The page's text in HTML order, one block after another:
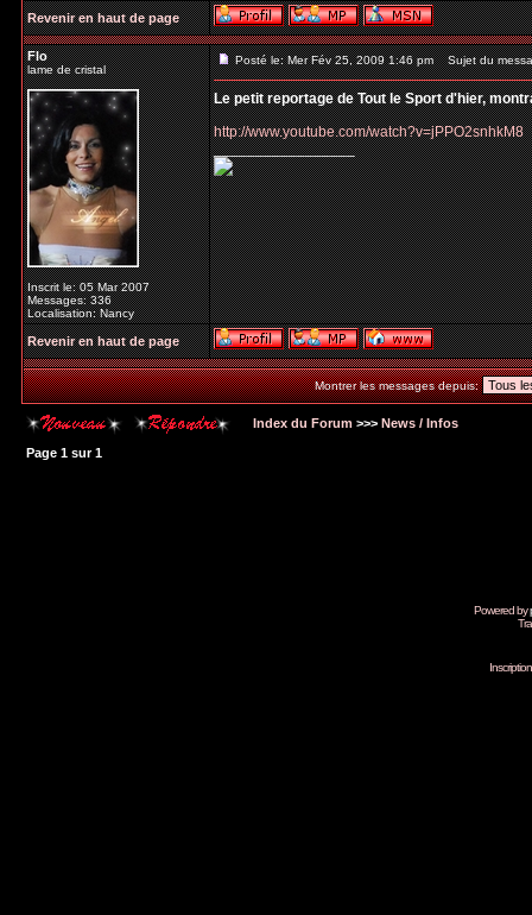
Revenir en haut de page
Flo
lame de cristal
Inscrit le: 05 Mar 2007
Messages: 336
Localisation: Nancy
Posté le: Mer Fév 25, 2009 1:46 pm Sujet du
Le petit reportage de Tout le Sport d'hier,
http://www.youtube.com/watch?v=jPPO2snhkM8
_________________
Revenir en haut de page
Montrer les messages depuis:
Index du Forum >>> News / Infos
Page 1 sur1
Powered by